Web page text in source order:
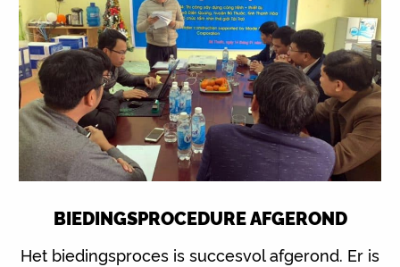
BIEDINGSPROCEDURE AFGEROND
Het biedingsproces is succesvol afgerond. Er is